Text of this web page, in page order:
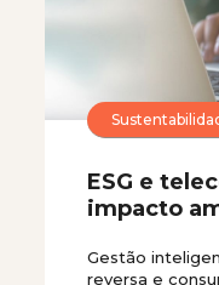
ESG e
impacto
Gestão
reversa e